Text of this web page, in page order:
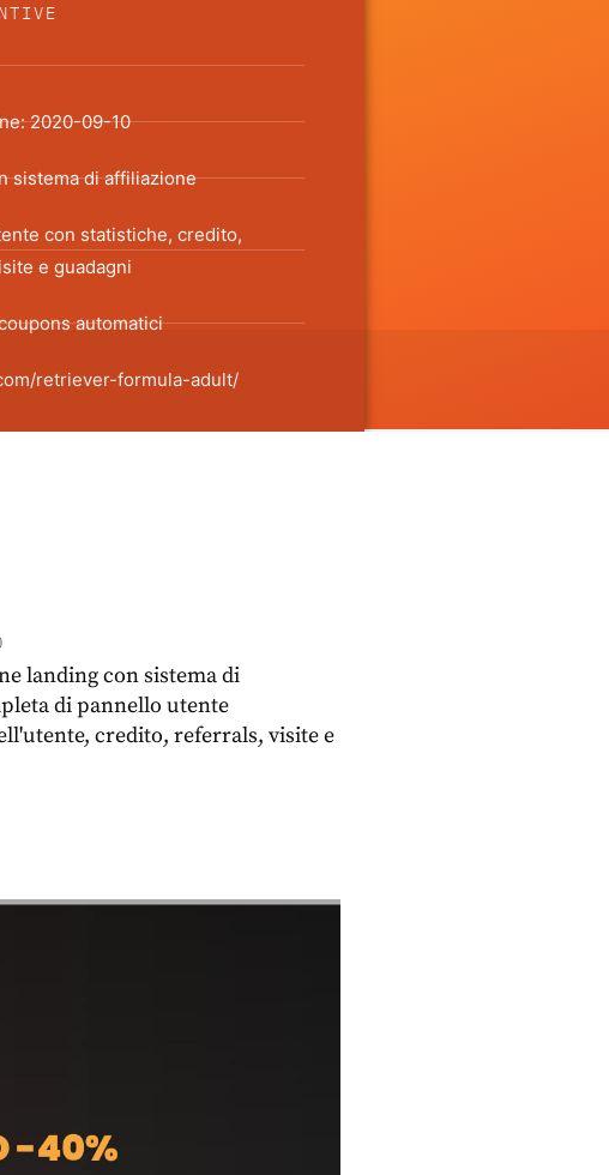
2020-09-10
sistema di affiliazione
con statistiche, credito,
e guadagni
automatici
retriever-formula-adult/
landing con sistema di
di pannello utente
credito, referrals, visite e